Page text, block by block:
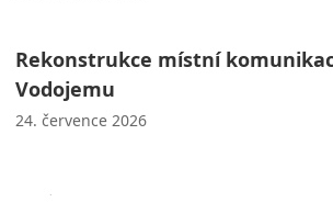
Rekonstrukce místní
Vodojemu
24. července 2026